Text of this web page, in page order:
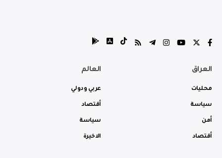
العراق
محليات
سياسة
أمن
أقتصاد
العالم
عربي ودولي
أقتصاد
سياسة
الاخيرة